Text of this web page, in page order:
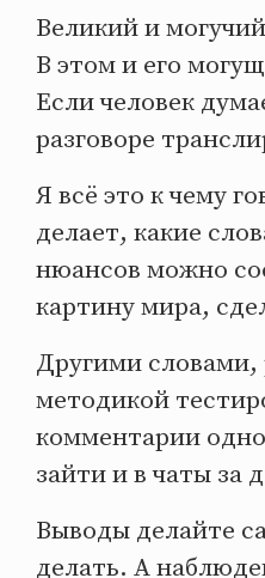
Великий и
В этом и его
Если человек
разговоре
Я всё это к чему
делает, какие
нюансов можно
картину мира,
Другими словами,
методикой
комментарии
зайти и в чаты за
Выводы делайте
делать. А